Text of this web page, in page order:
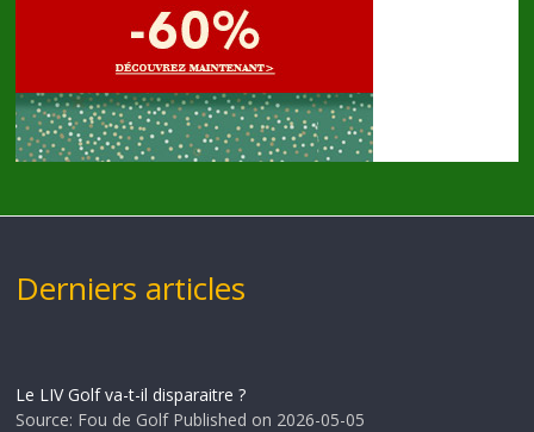
Derniers articles
Le LIV Golf va-t-il disparaitre ?
Source: Fou de Golf Published on 2026-05-05